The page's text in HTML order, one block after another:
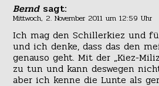
Bernd sagt:
Mittwoch, 2. November 2011 um 12:59 Uhr
Ich mag den Schillerkiez und
und ich denke, dass das den
genauso geht. Mit der „Kiez-
zu tun und kann deswegen
aber ich kenne die Lunte als